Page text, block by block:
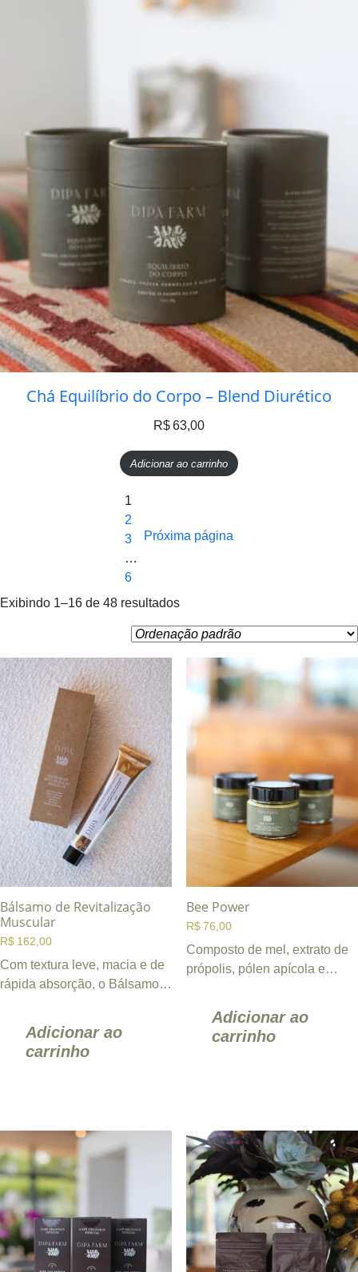
Chá Equilíbrio do Corpo – Blend Diurético
R$63,00
Adicionar ao carrinho
1
2
3
…
6
Próxima página
Exibindo 1–16 de 48 resultados
Bálsamo de Revitalização
Muscular
R$ 162,00
Com textura leve, macia e de
rápida absorção, o Bálsamo
Adicionar ao
carrinho
Bee Power
R$ 76,00
Composto de mel, extrato de
própolis, pólen apícola e
Adicionar ao
carrinho